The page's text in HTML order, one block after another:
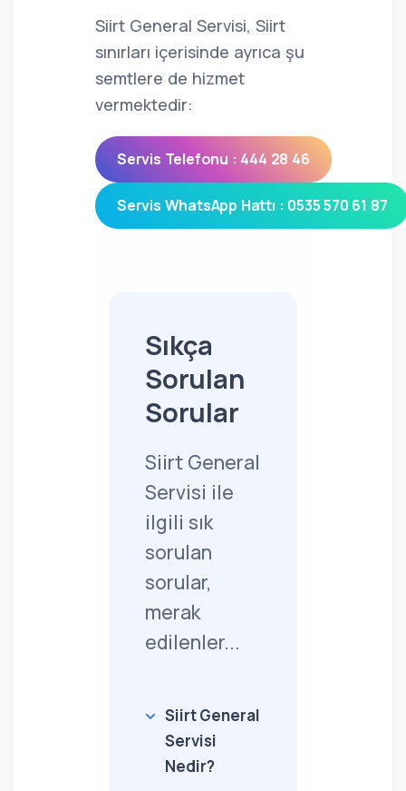
Siirt General Servisi, Siirt
sınırları içerisinde ayrıca şu
semtlere de hizmet
vermektedir:
Servis Telefonu : 444 28 46
Servis WhatsApp Hattı : 0535 570 61 87
Sıkça
Sorulan
Sorular
Siirt General
Servisi ile
ilgili sık
sorulan
sorular,
merak
edilenler...
Siirt General
Servisi
Nedir?